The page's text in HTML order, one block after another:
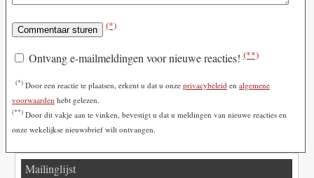
(*)
Ontvang e-mailmeldingen voor nieuwe reacties! (**)
(*) Door een reactie te plaatsen, erkent u dat u onze privacybeleid en algemene
voorwaarden hebt gelezen.
(**) Door dit vakje aan te vinken, bevestigt u dat u meldingen van nieuwe reacties en
onze wekelijkse nieuwsbrief wilt ontvangen.
Mailinglijst